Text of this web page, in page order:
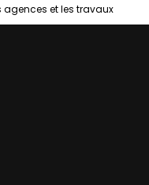
agences et les travaux